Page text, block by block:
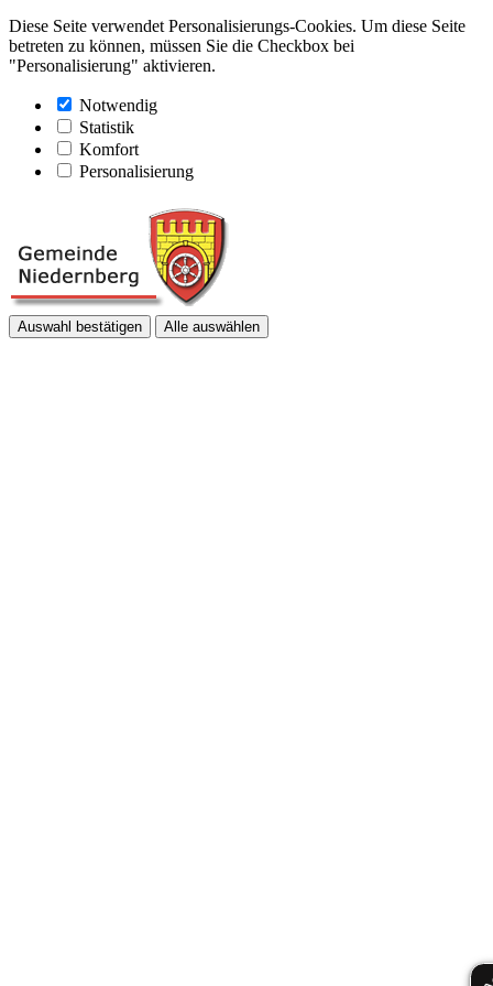
Diese Seite verwendet Personalisierungs-Cookies. Um diese Seite
betreten zu können, müssen Sie die Checkbox bei
"Personalisierung" aktivieren.
Notwendig
Statistik
Komfort
Personalisierung
Auswahl bestätigen Alle auswählen